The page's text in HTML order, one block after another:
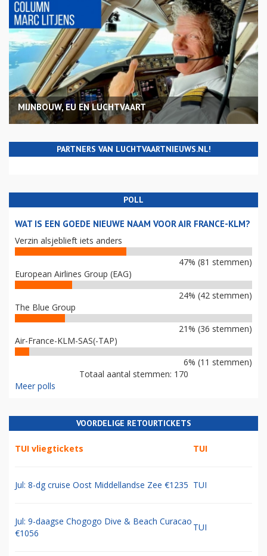
MIJNBOUW, EU EN LUCHTVAART
PARTNERS VAN LUCHTVAARTNIEUWS.NL!
POLL
WAT IS EEN GOEDE NIEUWE NAAM VOOR AIR FRANCE-KLM?
Verzin alsjeblieft iets anders
47% (81 stemmen)
European Airlines Group (EAG)
24% (42 stemmen)
The Blue Group
21% (36 stemmen)
Air-France-KLM-SAS(-TAP)
6% (11 stemmen)
Totaal aantal stemmen: 170
Meer polls
VOORDELIGE RETOURTICKETS
TUI vliegtickets TUI
Jul: 8-dg cruise Oost Middellandse Zee €1235 TUI
Jul: 9-daagse Chogogo Dive & Beach Curacao
€1056
TUI